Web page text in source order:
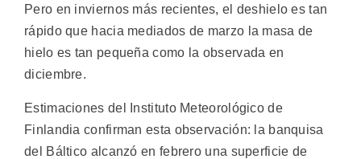
Pero en inviernos más recientes, el deshielo es tan
rápido que hacia mediados de marzo la masa de
hielo es tan pequeña como la observada en
diciembre.
Estimaciones del Instituto Meteorológico de
Finlandia confirman esta observación: la banquisa
del Báltico alcanzó en febrero una superficie de